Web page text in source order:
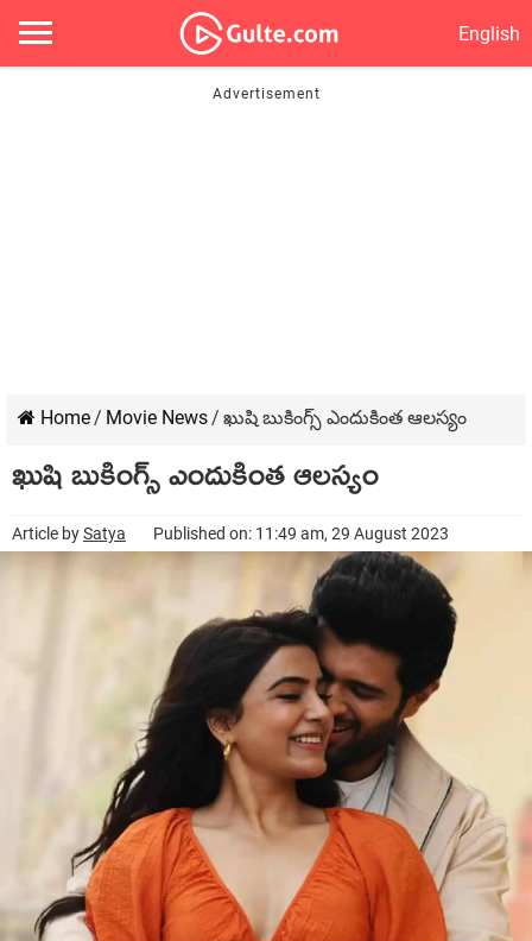
English
Home/ Movie News/ ఖుషి బుకింగ్స్ ఎందుకింత ఆలస్యం
ఖుషి బుకింగ్స్ ఎందుకింత ఆలస్యం
Article bySatya Published on: 11:49 am, 29 August 2023